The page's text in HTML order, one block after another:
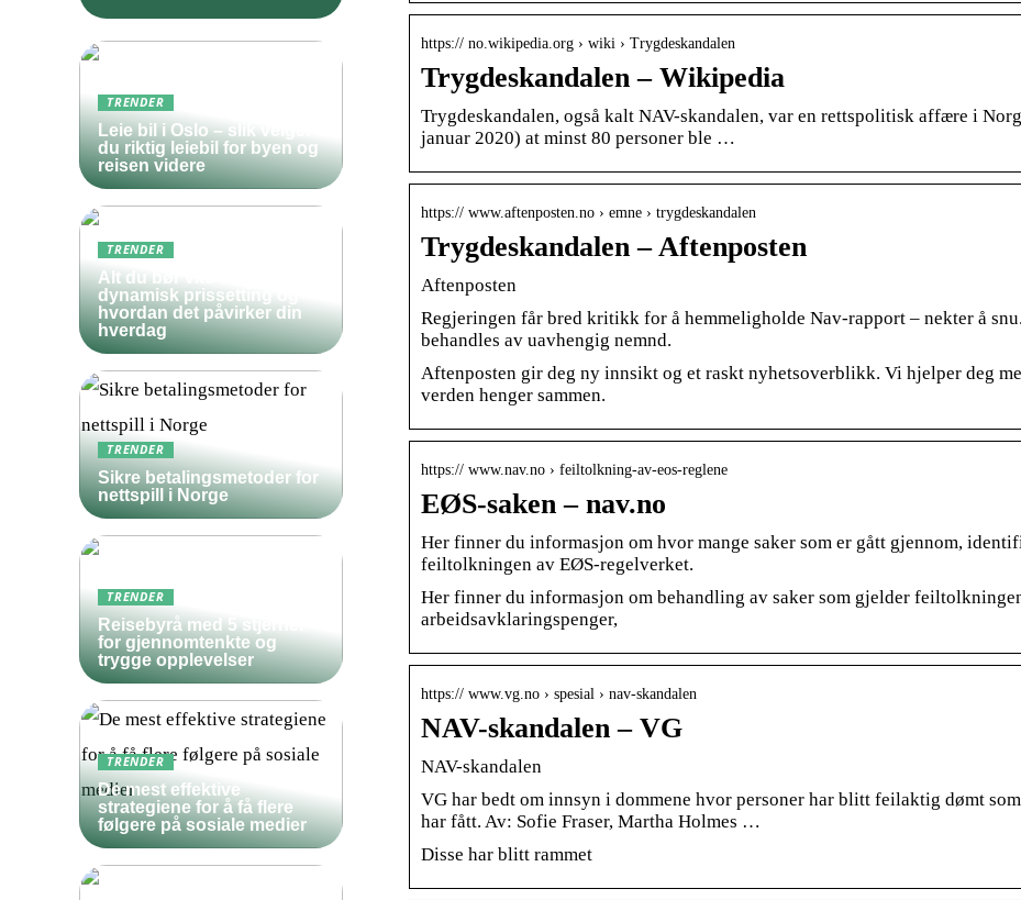
https:// no.wikipedia.org › wiki › Trygdeskandalen
Trygdeskandalen – Wikipedia
Trygdeskandalen, også kalt NAV-skandalen, var en rettspolitisk affære i
januar 2020) at minst 80 personer ble …
https:// www.aftenposten.no › emne › trygdeskandalen
Trygdeskandalen – Aftenposten
Aftenposten
Regjeringen får bred kritikk for å hemmeligholde Nav-rapport – nekter å
behandles av uavhengig nemnd.
Aftenposten gir deg ny innsikt og et raskt nyhetsoverblikk. Vi hjelper deg
verden henger sammen.
https:// www.nav.no › feiltolkning-av-eos-reglene
EØS-saken – nav.no
Her finner du informasjon om hvor mange saker som er gått gjennom,
feiltolkningen av EØS-regelverket.
Her finner du informasjon om behandling av saker som gjelder
arbeidsavklaringspenger,
https:// www.vg.no › spesial › nav-skandalen
NAV-skandalen – VG
NAV-skandalen
VG har bedt om innsyn i dommene hvor personer har blitt feilaktig dømt
har fått. Av: Sofie Fraser, Martha Holmes …
Disse har blitt rammet
TRENDER
Leie bil i Oslo – slik velger
du riktig leiebil for byen og
reisen videre
TRENDER
Alt du bør vite om
dynamisk prissetting og
hvordan det påvirker din
hverdag
TRENDER
Sikre betalingsmetoder for
nettspill i Norge
TRENDER
Reisebyrå med 5 stjerner
for gjennomtenkte og
trygge opplevelser
TRENDER
De mest effektive
strategiene for å få flere
følgere på sosiale medier